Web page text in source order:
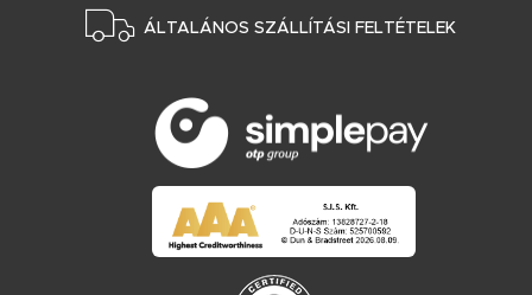
ÁLTALÁNOS SZÁLLÍTÁSI FELTÉTELEK